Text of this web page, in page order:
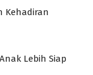
Kehadiran
Lebih Siap